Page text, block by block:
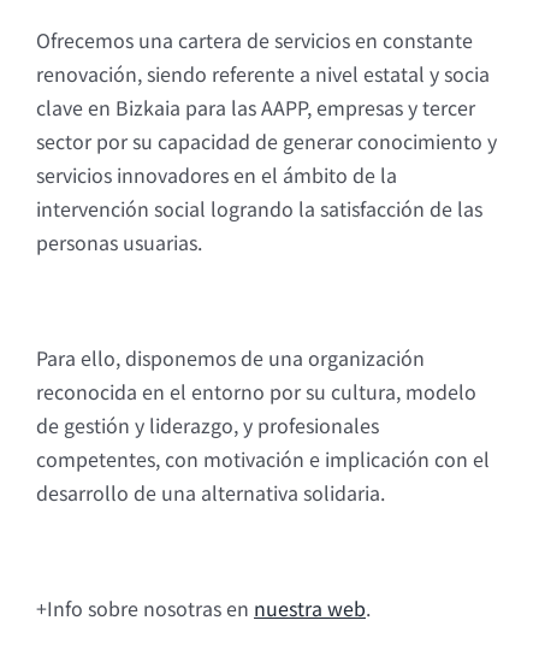
Ofrecemos una cartera de servicios en constante
renovación, siendo referente a nivel estatal y socia
clave en Bizkaia para las AAPP, empresas y tercer
sector por su capacidad de generar conocimiento y
servicios innovadores en el ámbito de la
intervención social logrando la satisfacción de las
personas usuarias.
Para ello, disponemos de una organización
reconocida en el entorno por su cultura, modelo
de gestión y liderazgo, y profesionales
competentes, con motivación e implicación con el
desarrollo de una alternativa solidaria.
+Info sobre nosotras en nuestra web.